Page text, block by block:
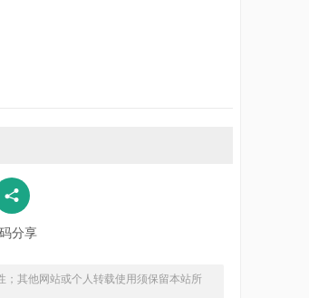
分享
其他网站或个人转载使用须保留本站所